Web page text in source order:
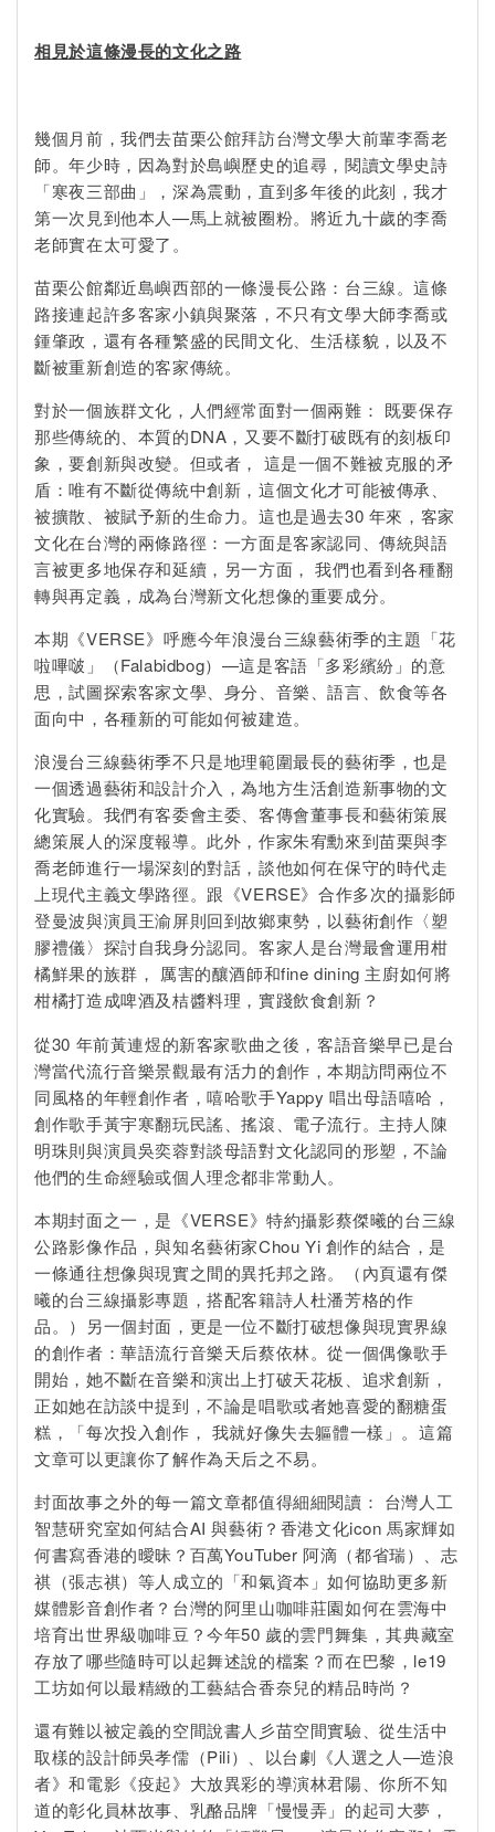
相見於這條漫長的文化之路
幾個月前，我們去苗栗公館拜訪台灣文學大前輩李喬老
師。年少時，因為對於島嶼歷史的追尋，閱讀文學史詩
「寒夜三部曲」，深為震動，直到多年後的此刻，我才
第一次見到他本人—馬上就被圈粉。將近九十歲的李喬
老師實在太可愛了。
苗栗公館鄰近島嶼西部的一條漫長公路：台三線。這條
路接連起許多客家小鎮與聚落，不只有文學大師李喬或
鍾肇政，還有各種繁盛的民間文化、生活樣貌，以及不
斷被重新創造的客家傳統。
對於一個族群文化，人們經常面對一個兩難： 既要保存
那些傳統的、本質的DNA，又要不斷打破既有的刻板印
象，要創新與改變。但或者， 這是一個不難被克服的矛
盾：唯有不斷從傳統中創新，這個文化才可能被傳承、
被擴散、被賦予新的生命力。這也是過去30 年來，客家
文化在台灣的兩條路徑：一方面是客家認同、傳統與語
言被更多地保存和延續，另一方面， 我們也看到各種翻
轉與再定義，成為台灣新文化想像的重要成分。
本期《VERSE》呼應今年浪漫台三線藝術季的主題「花
啦嗶啵」（Falabidbog）—這是客語「多彩繽紛」的意
思，試圖探索客家文學、身分、音樂、語言、飲食等各
面向中，各種新的可能如何被建造。
浪漫台三線藝術季不只是地理範圍最長的藝術季，也是
一個透過藝術和設計介入，為地方生活創造新事物的文
化實驗。我們有客委會主委、客傳會董事長和藝術策展
總策展人的深度報導。此外，作家朱宥勳來到苗栗與李
喬老師進行一場深刻的對話，談他如何在保守的時代走
上現代主義文學路徑。跟《VERSE》合作多次的攝影師
登曼波與演員王渝屏則回到故鄉東勢，以藝術創作〈塑
膠禮儀〉探討自我身分認同。客家人是台灣最會運用柑
橘鮮果的族群， 厲害的釀酒師和fine dining 主廚如何將
柑橘打造成啤酒及桔醬料理，實踐飲食創新？
從30 年前黃連煜的新客家歌曲之後，客語音樂早已是台
灣當代流行音樂景觀最有活力的創作，本期訪問兩位不
同風格的年輕創作者，嘻哈歌手Yappy 唱出母語嘻哈，
創作歌手黃宇寒翻玩民謠、搖滾、電子流行。主持人陳
明珠則與演員吳奕蓉對談母語對文化認同的形塑，不論
他們的生命經驗或個人理念都非常動人。
本期封面之一，是《VERSE》特約攝影蔡傑曦的台三線
公路影像作品，與知名藝術家Chou Yi 創作的結合，是
一條通往想像與現實之間的異托邦之路。（內頁還有傑
曦的台三線攝影專題，搭配客籍詩人杜潘芳格的作
品。）另一個封面，更是一位不斷打破想像與現實界線
的創作者：華語流行音樂天后蔡依林。從一個偶像歌手
開始，她不斷在音樂和演出上打破天花板、追求創新，
正如她在訪談中提到，不論是唱歌或者她喜愛的翻糖蛋
糕，「每次投入創作， 我就好像失去軀體一樣」。這篇
文章可以更讓你了解作為天后之不易。
封面故事之外的每一篇文章都值得細細閱讀： 台灣人工
智慧研究室如何結合AI 與藝術？香港文化icon 馬家輝如
何書寫香港的曖昧？百萬YouTuber 阿滴（都省瑞）、志
祺（張志祺）等人成立的「和氣資本」如何協助更多新
媒體影音創作者？台灣的阿里山咖啡莊園如何在雲海中
培育出世界級咖啡豆？今年50 歲的雲門舞集，其典藏室
存放了哪些隨時可以起舞述說的檔案？而在巴黎，le19
工坊如何以最精緻的工藝結合香奈兒的精品時尚？
還有難以被定義的空間說書人彡苗空間實驗、從生活中
取樣的設計師吳孝儒（Pili）、以台劇《人選之人—造浪
者》和電影《疫起》大放異彩的導演林君陽、你所不知
道的彰化員林故事、乳酪品牌「慢慢弄」的起司大夢，